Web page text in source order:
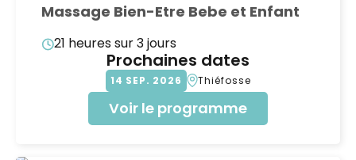
Massage Bien-Etre Bebe et Enfant
21 heures sur 3 jours
Prochaines dates
14 SEP 2026 Thiéfosse
Voir le programme